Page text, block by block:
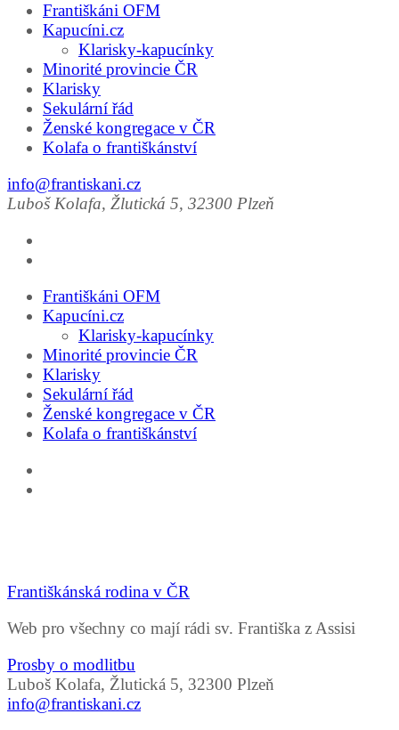
Františkáni OFM
Kapucíni.cz
Klarisky-kapucínky
Minorité provincie ČR
Klarisky
Sekulární řád
Ženské kongregace v ČR
Kolafa o františkánství
info@frantiskani.cz
Luboš Kolafa, Žlutická 5, 32300 Plzeň
Františkáni OFM
Kapucíni.cz
Klarisky-kapucínky
Minorité provincie ČR
Klarisky
Sekulární řád
Ženské kongregace v ČR
Kolafa o františkánství
Františkánská rodina v ČR
Web pro všechny co mají rádi sv. Františka z Assisi
Prosby o modlitbu
Luboš Kolafa, Žlutická 5, 32300 Plzeň
info@frantiskani.cz